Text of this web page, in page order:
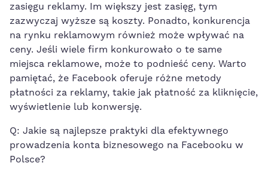
zasięgu reklamy. Im większy jest⁣ zasięg, tym
zazwyczaj wyższe są‍ koszty. ‍Ponadto, konkurencja
na rynku ⁤reklamowym również ⁤może wpływać na
‍ceny. Jeśli wiele⁤ firm konkurowało o te same
miejsca reklamowe,​ może to podnieść‍ ceny. Warto
pamiętać, że Facebook⁤ oferuje różne metody‌
płatności za‌ reklamy, takie jak płatność za kliknięcie,
wyświetlenie lub konwersję.
Q:​ Jakie są najlepsze praktyki‌ dla efektywnego
prowadzenia konta biznesowego na Facebooku w
Polsce?